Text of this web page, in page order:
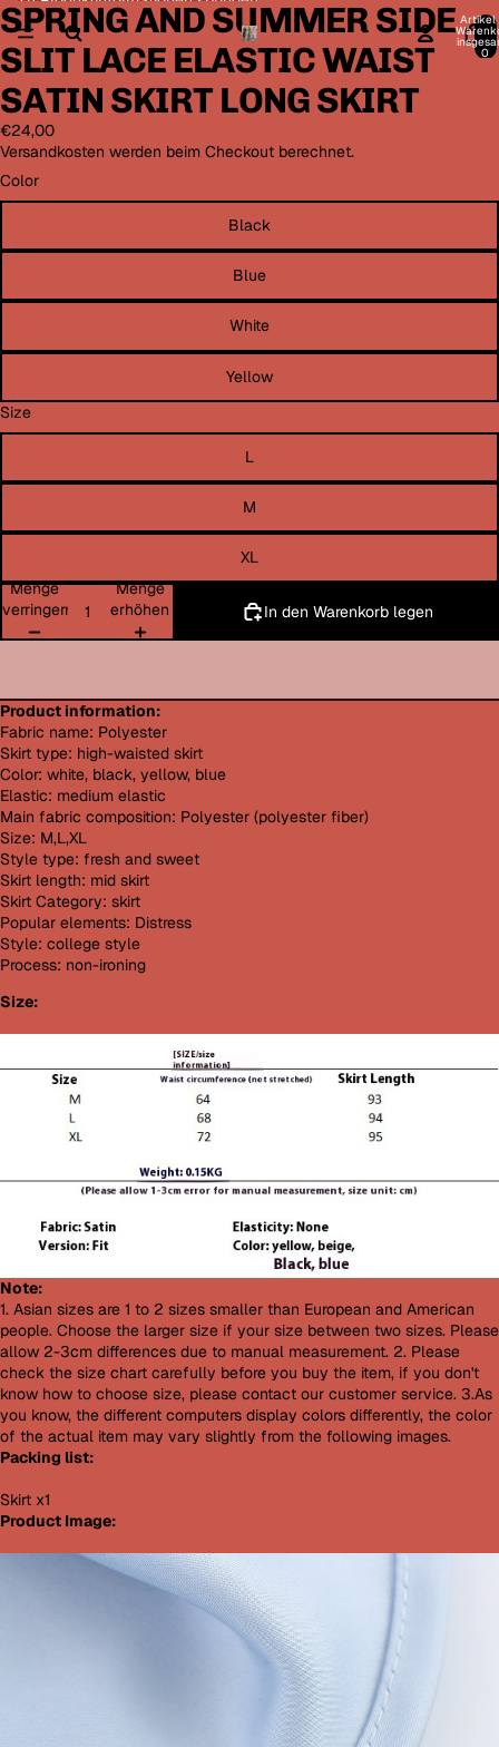
Artikel
0
Bild
im
Vollbildmodus
öffnen
Bild
im
Vollbildmodus
öffnen
Bild
im
Vollbildmodus
öffnen
Bild
im
Vollbildmodus
öffnen
Bild
im
Vollbildmodus
öffnen
Bild
im
Vollbildmodus
öffnen
Bild
im
Vollbildmodus
öffnen
Bild
im
Vollbildmodus
öffnen
Bild
im
Vollbildmodus
öffnen
SPRING AND SUMMER SIDE
SLIT LACE ELASTIC WAIST
SATIN SKIRT LONG SKIRT
€24,00
Versandkosten werden beim Checkout berechnet.
Color
Black
Blue
White
Yellow
Size
L
M
XL
Menge
verringern
Menge
erhöhen
In den Warenkorb legen
Product information:
Fabric name: Polyester
Skirt type: high-waisted skirt
Color: white, black, yellow, blue
Elastic: medium elastic
Main fabric composition: Polyester (polyester fiber)
Size: M,L,XL
Style type: fresh and sweet
Skirt length: mid skirt
Skirt Category: skirt
Popular elements: Distress
Style: college style
Process: non-ironing
Size:
Note:
1. Asian sizes are 1 to 2 sizes smaller than European and American
people. Choose the larger size if your size between two sizes. Please
allow 2-3cm differences due to manual measurement. 2. Please
check the size chart carefully before you buy the item, if you don't
know how to choose size, please contact our customer service. 3.As
you know, the different computers display colors differently, the color
of the actual item may vary slightly from the following images.
Packing list:
Skirt x1
Product Image: